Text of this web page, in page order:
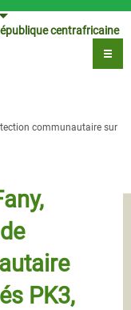
centrafricaine
communautaire sur
PK3,